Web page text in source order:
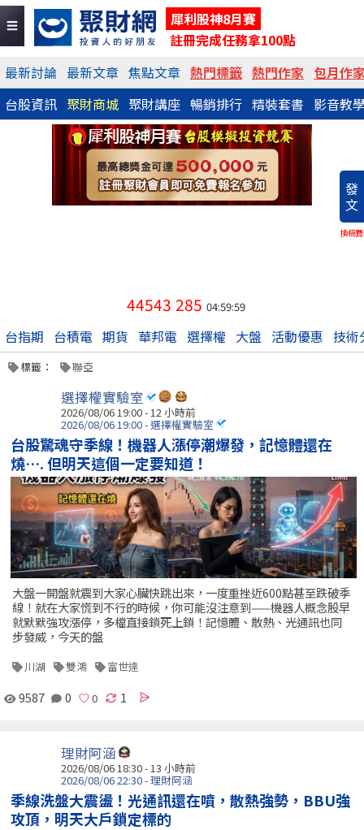
犀利股神8月賽
註冊完成任務拿100點
最新討論 最新文章 焦點文章 熱門標籤 熱門作家 包月作
台股資訊 聚財商城 聚財講座 暢銷排行 精裝套書 影音教
發
文
換稿費
44543 285 04:59:59
台指期 台積電 期貨 華邦電 選擇權 大盤 活動優惠 技術
標籤： 聯亞
選擇權實驗室
2026/08/06 19:00 -12 小時前
2026/08/06 19:00 - 選擇權實驗室
台股驚魂守季線！機器人漲停潮爆發，記憶體還在
燒…. 但明天這個一定要知道！
大盤一開盤就震到大家心臟快跳出來，一度重挫近600點甚至跌破季
線！就在大家慌到不行的時候，你可能沒注意到——機器人概念股早
就默默強攻漲停，多檔直接鎖死上鎖！記憶體、散熱、光通訊也同
步發威，今天的盤
川湖 雙鴻 富世達
9587 0 1
理財阿涵
2026/08/06 18:30 - 13 小時前
2026/08/06 22:30 - 理財阿涵
季線洗盤大震盪！光通訊還在噴，散熱強勢，BBU強
攻頂，明天大戶鎖定標的